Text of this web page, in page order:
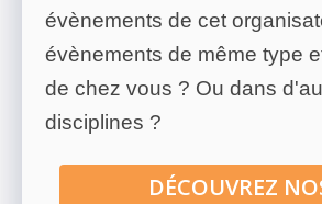
évènements de cet
évènements de même type
de chez vous ? Ou dans
disciplines ?
DÉCOUVREZ